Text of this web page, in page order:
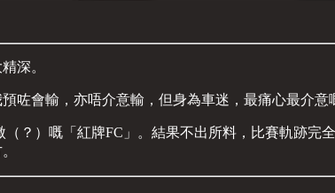
深。
會輸，亦唔介意輸，但身為車迷，最痛心最介意
？）嘅「紅牌FC」。結果不出所料，比賽軌跡完